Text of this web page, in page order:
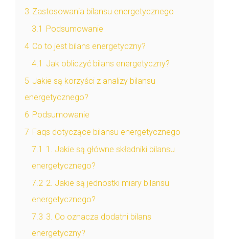
3 Zastosowania bilansu energetycznego
3.1
Podsumowanie
4 Co to jest bilans energetyczny?
4.1 Jak obliczyć bilans energetyczny?
5 Jakie są korzyści z analizy bilansu
energetycznego?
6 Podsumowanie
7 Faqs dotyczące bilansu energetycznego
7.1 1. Jakie są główne składniki bilansu
energetycznego?
7.2 2. Jakie są jednostki miary bilansu
energetycznego?
7.3 3. Co oznacza dodatni bilans
energetyczny?